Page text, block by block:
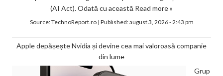
(AI Act). Odată cu această Read more »
Source:TechnoReport.ro| Published:august 3, 2026 - 2:43 pm
Apple depășește Nvidia și devine cea mai valoroasă companie
din lume
Grup